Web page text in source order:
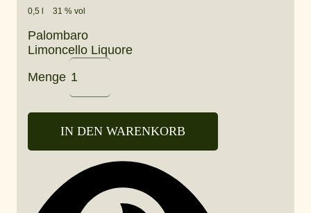
0,5 l
31 % vol
Palombaro
Limoncello Liquore
Menge
IN DEN WARENKORB